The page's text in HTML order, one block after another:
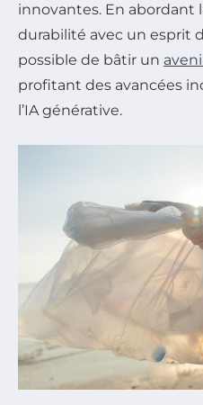
innovantes. En abordant
durabilité avec un esprit
possible de bâtir un
profitant des avancées
l’IA générative.